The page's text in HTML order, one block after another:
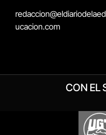
redaccion@eldiariodelaed
ucacion.com
CON EL